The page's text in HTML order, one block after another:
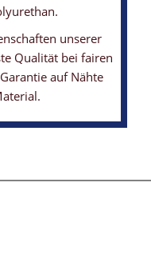
unserer
Qualität bei fairen
auf Nähte